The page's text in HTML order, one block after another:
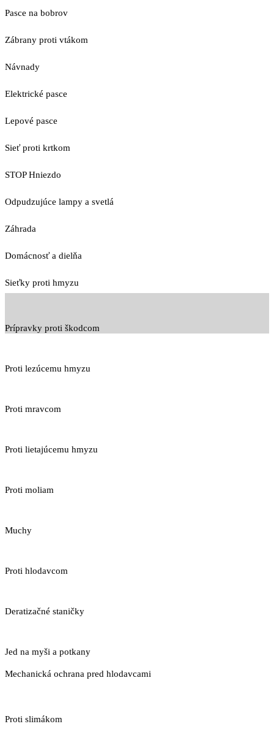
Pasce na bobrov
Zábrany proti vtákom
Návnady
Elektrické pasce
Lepové pasce
Sieť proti krtkom
STOP Hniezdo
Odpudzujúce lampy a svetlá
Záhrada
Domácnosť a dielňa
Sieťky proti hmyzu
Prípravky proti škodcom
Proti lezúcemu hmyzu
Proti mravcom
Proti lietajúcemu hmyzu
Proti moliam
Muchy
Proti hlodavcom
Deratizačné staničky
Jed na myši a potkany
Mechanická ochrana pred hlodavcami
Proti slimákom